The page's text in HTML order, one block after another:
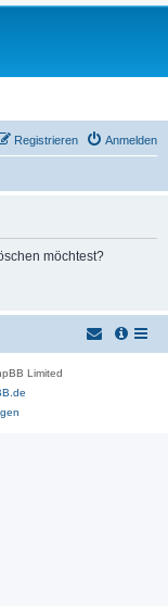
Anmelden
Registrieren
möchtest?
Limited